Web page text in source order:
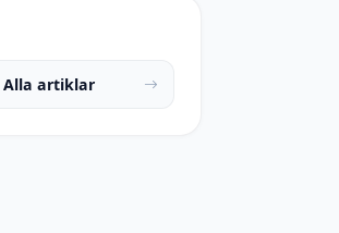
Alla artiklar